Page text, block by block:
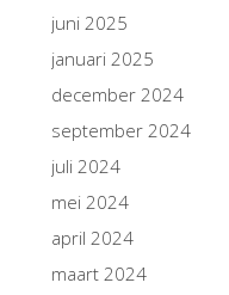
juni 2025
januari 2025
december 2024
september 2024
juli 2024
mei 2024
april 2024
maart 2024